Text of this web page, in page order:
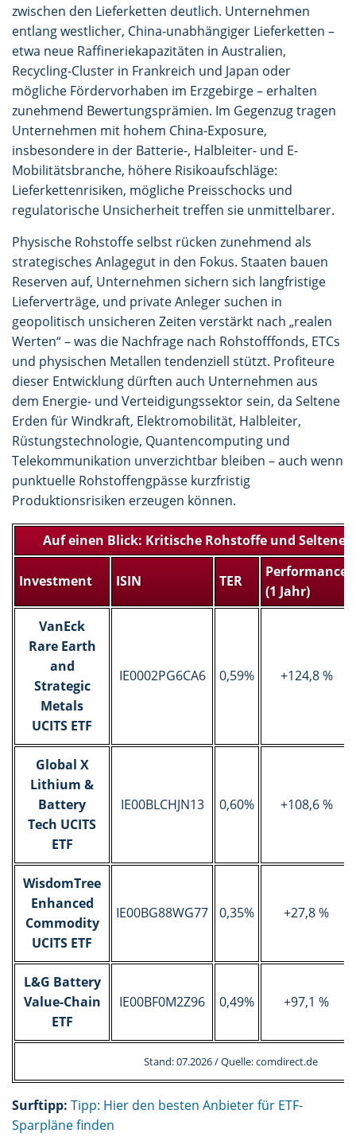
zwischen den Lieferketten deutlich. Unternehmen
entlang westlicher, China-unabhängiger Lieferketten –
etwa neue Raffineriekapazitäten in Australien,
Recycling-Cluster in Frankreich und Japan oder
mögliche Fördervorhaben im Erzgebirge – erhalten
zunehmend Bewertungsprämien. Im Gegenzug tragen
Unternehmen mit hohem China-Exposure,
insbesondere in der Batterie-, Halbleiter- und E-
Mobilitätsbranche, höhere Risikoaufschläge:
Lieferkettenrisiken, mögliche Preisschocks und
regulatorische Unsicherheit treffen sie unmittelbarer.
Physische Rohstoffe selbst rücken zunehmend als
strategisches Anlagegut in den Fokus. Staaten bauen
Reserven auf, Unternehmen sichern sich langfristige
Lieferverträge, und private Anleger suchen in
geopolitisch unsicheren Zeiten verstärkt nach „realen
Werten“ – was die Nachfrage nach Rohstofffonds, ETCs
und physischen Metallen tendenziell stützt. Profiteure
dieser Entwicklung dürften auch Unternehmen aus
dem Energie- und Verteidigungssektor sein, da Seltene
Erden für Windkraft, Elektromobilität, Halbleiter,
Rüstungstechnologie, Quantencomputing und
Telekommunikation unverzichtbar bleiben – auch wenn
punktuelle Rohstoffengpässe kurzfristig
Produktionsrisiken erzeugen können.
Auf einen Blick: Kritische Rohstoffe und Seltene
Investment ISIN TER
Performance
(1 Jahr)
VanEck
Rare Earth
and
Strategic
Metals
UCITS ETF
IE0002PG6CA6 0,59% +124,8 %
Global X
Lithium &
Battery
Tech UCITS
ETF
IE00BLCHJN13 0,60% +108,6 %
WisdomTree
Enhanced
Commodity
UCITS ETF
IE00BG88WG77 0,35% +27,8 %
L&G Battery
Value-Chain
ETF
IE00BF0M2Z96 0,49% +97,1 %
Stand: 07.2026 / Quelle: comdirect.de
Surftipp: Tipp: Hier den besten Anbieter für ETF-
Sparpläne finden